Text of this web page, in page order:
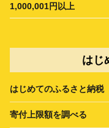
1,000,001円以上
はじ
はじめてのふるさと納税
寄付上限額を調べる